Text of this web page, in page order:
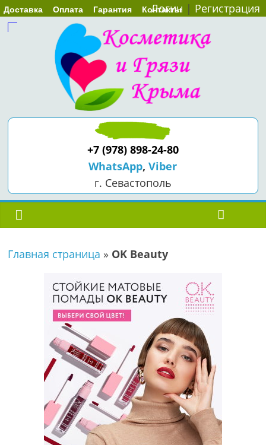
Доставка Оплата Гарантия Контакты
Логин | Регистрация
+7 (978) 898-24-80
WhatsApp,Viber
г. Севастополь
Главная страница » OK Beauty